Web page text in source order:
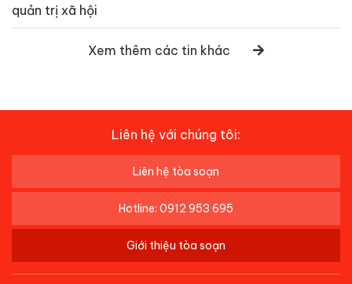
quản trị xã hội
Xem thêm các tin khác
Liên hệ với chúng tôi:
Liên hệ tòa soạn
Hotline: 0912 953 695
Giới thiệu tòa soạn